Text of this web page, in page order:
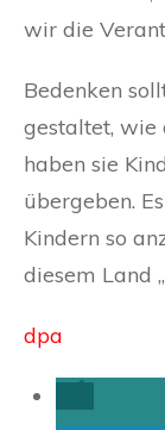
wir die
Bedenken
gestaltet, wie
haben sie
übergeben.
Kindern so
diesem Land
dpa